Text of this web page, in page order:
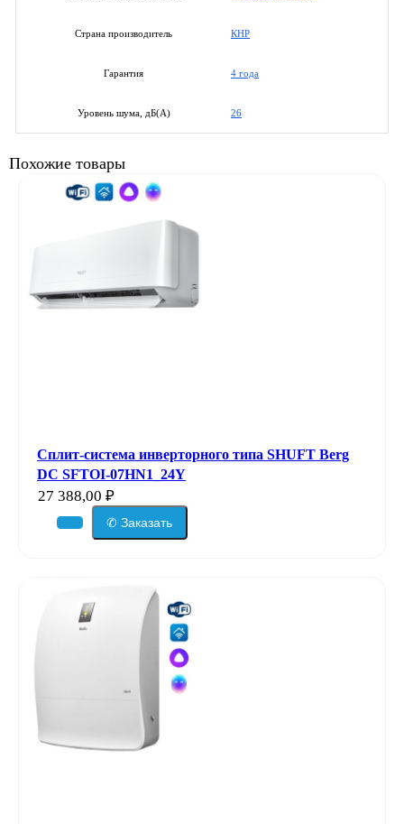
Страна производитель КНР
Гарантия 4 года
Уровень шума, дБ(А) 26
Похожие товары
Сплит-система инверторного типа SHUFT Berg
DC SFTOI-07HN1_24Y
27 388,00 ₽
✆ Заказать